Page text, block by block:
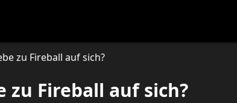
zu Fireball auf sich?
zu Fireball auf sich?